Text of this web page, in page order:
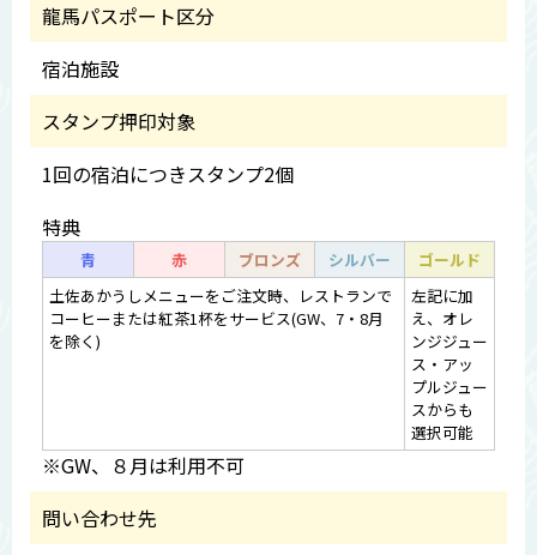
龍馬パスポート区分
宿泊施設
スタンプ押印対象
1回の宿泊につきスタンプ2個
特典
青 赤 ブロンズ シルバー
ゴールド
土佐あかうしメニューをご注文時、レストランで
コーヒーまたは紅茶1杯をサービス(GW、7・8月
を除く)
左記に加
え、オレ
ンジジュー
ス・アッ
プルジュー
スからも
選択可能
※GW、８月は利用不可
問い合わせ先